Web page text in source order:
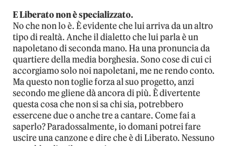
E Liberato non è specializzato.
No che non lo è. È evidente che lui arriva da un altro
tipo di realtà. Anche il dialetto che lui parla è un
napoletano di seconda mano. Ha una pronuncia da
quartiere della media borghesia. Sono cose di cui ci
accorgiamo solo noi napoletani, me ne rendo conto.
Ma questo non toglie forza al suo progetto, anzi
secondo me gliene dà ancora di più. È divertente
questa cosa che non si sa chi sia, potrebbero
essercene due o anche tre a cantare. Come fai a
saperlo? Paradossalmente, io domani potrei fare
uscire una canzone e dire che è di Liberato. Nessuno